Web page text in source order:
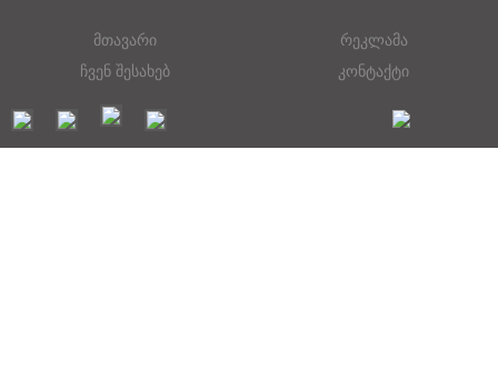
მთავარი
რეკლამა
ჩვენ შესახებ
კონტაქტი